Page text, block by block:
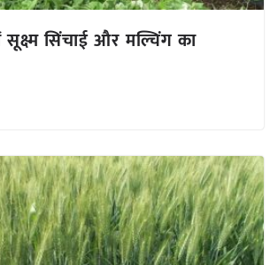
सिंचाई और मल्चिंग का